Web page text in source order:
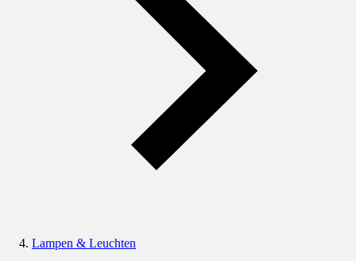
Lampen & Leuchten